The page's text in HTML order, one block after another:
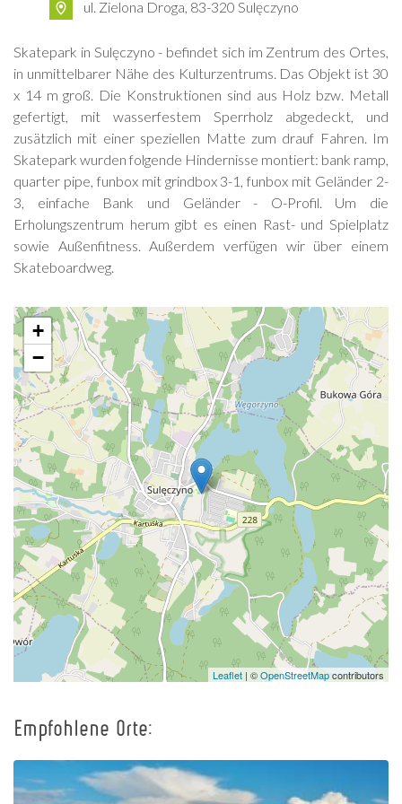
ul. Zielona Droga, 83-320 Sulęczyno
Skatepark in Sulęczyno - befindet sich im Zentrum des Ortes,
in unmittelbarer Nähe des Kulturzentrums. Das Objekt ist 30
x 14 m groß. Die Konstruktionen sind aus Holz bzw. Metall
gefertigt, mit wasserfestem Sperrholz abgedeckt, und
zusätzlich mit einer speziellen Matte zum drauf Fahren. Im
Skatepark wurden folgende Hindernisse montiert: bank ramp,
quarter pipe, funbox mit grindbox 3-1, funbox mit Geländer 2-
3, einfache Bank und Geländer - O-Profil. Um die
Erholungszentrum herum gibt es einen Rast- und Spielplatz
sowie Außenfitness. Außerdem verfügen wir über einem
Skateboardweg.
+
−
Leaflet | ©OpenStreetMapcontributors
Empfohlene Orte: